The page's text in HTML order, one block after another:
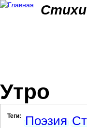
Стихи
Утро
Теги: Поэзия